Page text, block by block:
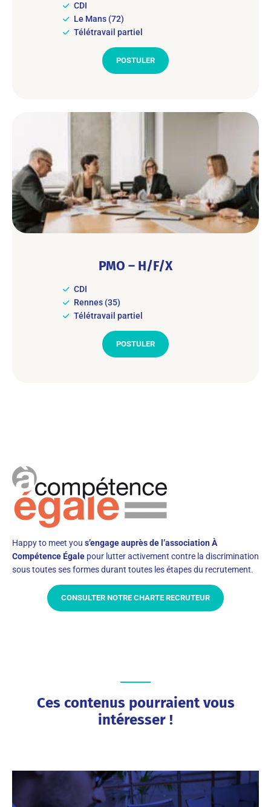
CDI
Le Mans (72)
Télétravail partiel
POSTULER
PMO – H/F/X
CDI
Rennes (35)
Télétravail partiel
POSTULER
Happy to meet you s’engage auprès de l’association À
Compétence Égale pour lutter activement contre la discrimination
sous toutes ses formes durant toutes les étapes du recrutement.
CONSULTER NOTRE CHARTE RECRUTEUR
Ces contenus pourraient vous
intéresser !